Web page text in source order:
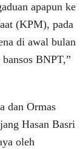
apapun ke
(KPM), pada
di awal bulan
BNPT,”
dan Ormas
Hasan Basri
oleh